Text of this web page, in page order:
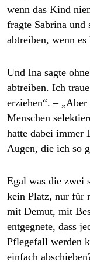
wenn das Kind
fragte Sabrina und
abtreiben, wenn
Und Ina sagte
abtreiben. Ich
erziehen“. –
Menschen
hatte dabei immer
Augen, die ich so
Egal was die zwei
kein Platz, nur für
mit Demut, mit
entgegnete, dass
Pflegefall werden
einfach